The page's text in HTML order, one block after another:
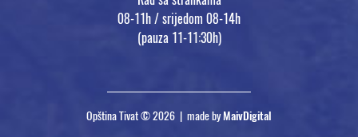
08-11h / srijedom 08-14h
(pauza 11-11:30h)
Opština Tivat © 2026 | made byMaivDigital